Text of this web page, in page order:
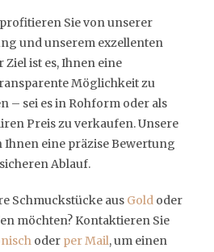
Sie von unserer
und unserem exzellenten
Ziel ist es, Ihnen eine
Möglichkeit zu
– sei es in Rohform oder als
Preis zu verkaufen. Unsere
eine präzise Bewertung
Ablauf.
Schmuckstücke aus Gold oder
möchten? Kontaktieren Sie
oder per Mail, um einen